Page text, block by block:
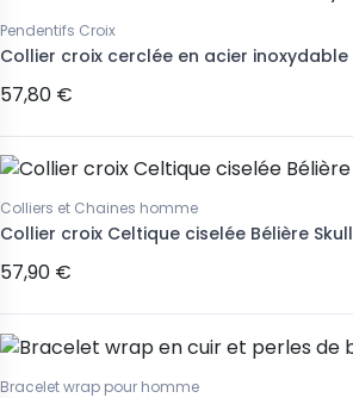
Pendentifs Croix
Collier croix cerclée en acier inoxydable
57,80 €
Colliers et Chaines homme
Collier croix Celtique ciselée Bélière Skull
57,90 €
Bracelet wrap pour homme